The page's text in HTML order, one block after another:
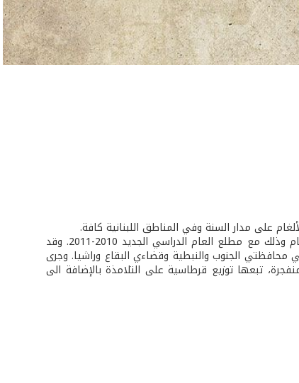
على مدار السنة وفي المناطق اللبنانية كافة.
وفي هذا الإطار، أطلقت خلال شهر أيلول المنصرم، حملة تذكيرية للتوعية من مخاطر الألغام وذلك مع مطلع العام الدراسي الجديد 2010-2011. وقد
تلميذ تراوح أعمارهم بين 6 و12 سنة، في 33 بلدة وقرية في محافظتي الجنوب والنبطية وقضاءي البقاع وراشيا. وجرى
تبعها توزيع قرطاسية على التلامذة بالإضافة الى